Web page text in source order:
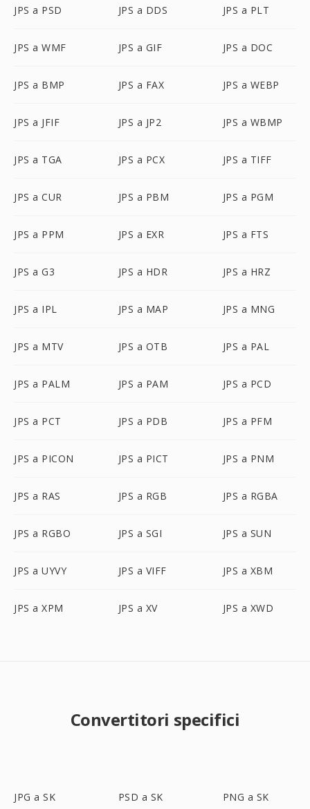
JPS a PSD JPS a DDS JPS a PLT
JPS a WMF JPS a GIF JPS a DOC
JPS a BMP JPS a FAX JPS a WEBP
JPS a JFIF JPS a JP2 JPS a WBMP
JPS a TGA JPS a PCX JPS a TIFF
JPS a CUR JPS a PBM JPS a PGM
JPS a PPM JPS a EXR JPS a FTS
JPS a G3 JPS a HDR JPS a HRZ
JPS a IPL JPS a MAP JPS a MNG
JPS a MTV JPS a OTB JPS a PAL
JPS a PALM JPS a PAM JPS a PCD
JPS a PCT JPS a PDB JPS a PFM
JPS a PICON JPS a PICT JPS a PNM
JPS a RAS JPS a RGB JPS a RGBA
JPS a RGBO JPS a SGI JPS a SUN
JPS a UYVY JPS a VIFF JPS a XBM
JPS a XPM JPS a XV JPS a XWD
Convertitori specifici
JPG a SK PSD a SK PNG a SK